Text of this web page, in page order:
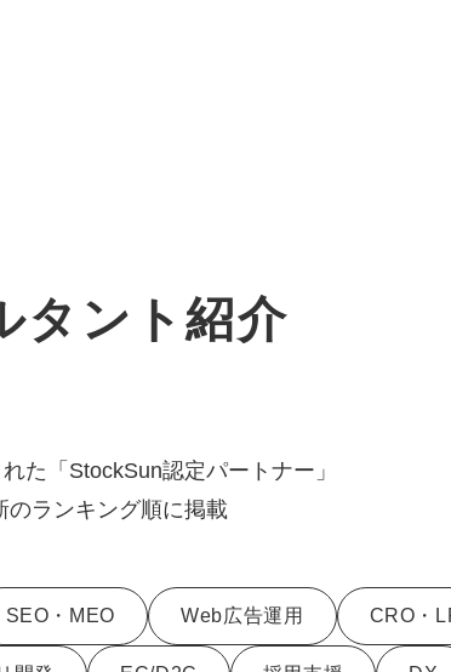
クレーム窓口
定額LINE運用代行
採用YouTubeチャ
エンジニア
タント紹介
た「StockSun認定パートナー」
ランキング順に掲載
SEO・MEO Web広告運用 CRO・